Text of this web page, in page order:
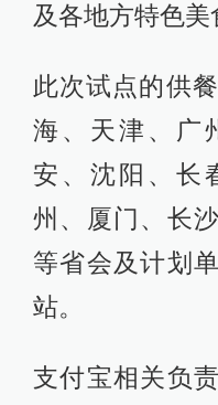
及各地方特色美
此次试点的供
海、天津、广
安、沈阳、长
州、厦门、长
等省会及计划
站。
支付宝相关负